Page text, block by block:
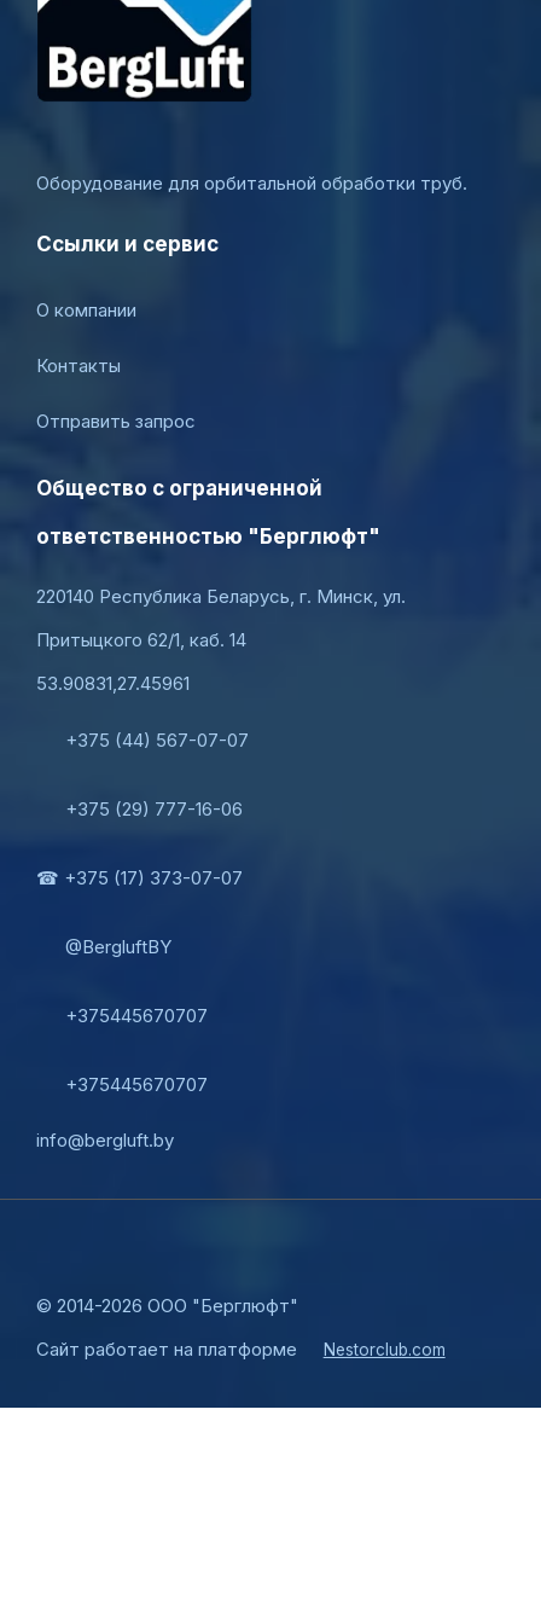
Оборудование для орбитальной обработки труб.
Ссылки и сервис
О компании
Контакты
Отправить запрос
Общество с ограниченной
ответственностью "Берглюфт"
220140 Республика Беларусь, г. Минск, ул.
Притыцкого 62/1, каб. 14
53.90831,27.45961
+375 (44) 567-07-07
+375 (29) 777-16-06
☎ +375 (17) 373-07-07
@BergluftBY
+375445670707
+375445670707
info@bergluft.by
© 2014-2026 ООО "Берглюфт"
Сайт работает на платформе
Nestorclub.com